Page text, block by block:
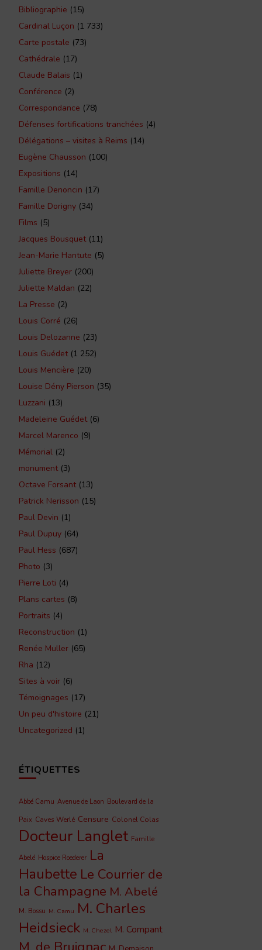
Bibliographie (15)
Cardinal Luçon (1 733)
Carte postale (73)
Cathédrale (17)
Claude Balais (1)
Conférence (2)
Correspondance (78)
Défenses fortifications tranchées (4)
Délégations – visites à Reims (14)
Eugène Chausson (100)
Expositions (14)
Famille Denoncin (17)
Famille Dorigny (34)
Films (5)
Jacques Bousquet(11)
Jean-Marie Hantute (5)
Juliette Breyer (200)
Juliette Maldan (22)
La Presse (2)
Louis Corré (26)
Louis Delozanne (23)
Louis Guédet(1 252)
Louis Mencière (20)
Louise Dény Pierson (35)
Luzzani (13)
Madeleine Guédet(6)
Marcel Marenco (9)
Mémorial (2)
monument(3)
Octave Forsant(13)
Patrick Nerisson (15)
Paul Devin (1)
Paul Dupuy (64)
Paul Hess (687)
Photo (3)
Pierre Loti (4)
Plans cartes (8)
Portraits (4)
Reconstruction (1)
Renée Muller (65)
Rha (12)
Sites à voir (6)
Témoignages (17)
Un peu d'histoire (21)
Uncategorized (1)
ÉTIQUETTES
Abbé Camu Avenue de Laon Boulevard de la
Paix Caves Werlé Censure Colonel Colas
Docteur Langlet Famille
Abelé Hospice Roederer La
Haubette Le Courrier de
la Champagne M. Abelé
M. Bossu M. Camu M. Charles
Heidsieck M. Chezel M. Compant